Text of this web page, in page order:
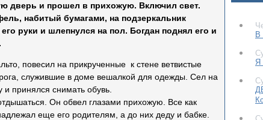
дверь и прошел в прихожую. Включил свет.
набитый бумагами, на подзеркальник
руки и шлепнулся на пол. Богдан поднял его и
повесил на прикрученные к стене ветвистые
служившие в доме вешалкой для одежды. Сел на
и принялся снимать обувь.
Он обвел глазами прихожую. Все как
еще его родителям, а до них деду и бабке.
Я